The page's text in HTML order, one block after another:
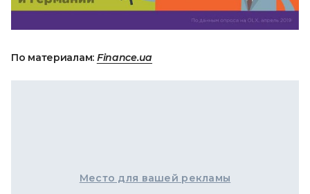
По материалам: Finance.ua
Место для вашей рекламы